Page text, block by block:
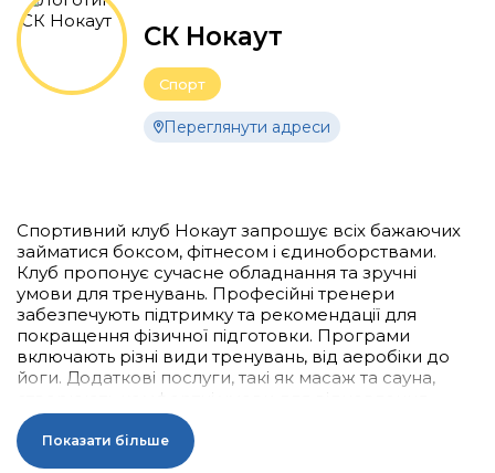
СК Нокаут
Спорт
Переглянути адреси
Спортивний клуб Нокаут запрошує всіх бажаючих
займатися боксом, фітнесом і єдиноборствами.
Клуб пропонує сучасне обладнання та зручні
умови для тренувань. Професійні тренери
забезпечують підтримку та рекомендації для
покращення фізичної підготовки. Програми
включають різні види тренувань, від аеробіки до
йоги. Додаткові послуги, такі як масаж та сауна,
створюють комфортні умови для відновлення.
Клуб підходить як для новачків, так і для
досвідчених спортсменів, що прагнуть досягти
нових вершин.
Показати більше